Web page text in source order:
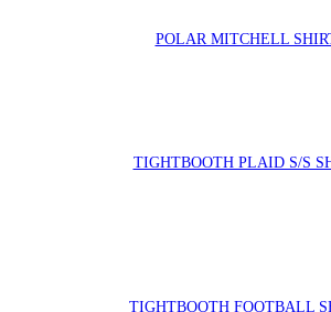
POLAR MITCHELL
TIGHTBOOTH PLAID S/S
TIGHTBOOTH FOOTBALL